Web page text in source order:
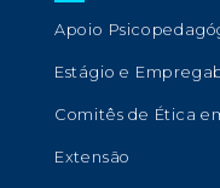
Apoio
Estágio e
Comitês de Ética
Extensão